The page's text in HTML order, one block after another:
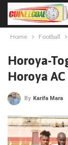
Home Football
Horoya-
Horoya AC
By Karifa Mara